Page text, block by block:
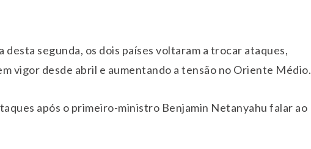
desta segunda, os dois países voltaram a trocar ataques,
vigor desde abril e aumentando a tensão no Oriente Médio.
após o primeiro-ministro Benjamin Netanyahu falar ao